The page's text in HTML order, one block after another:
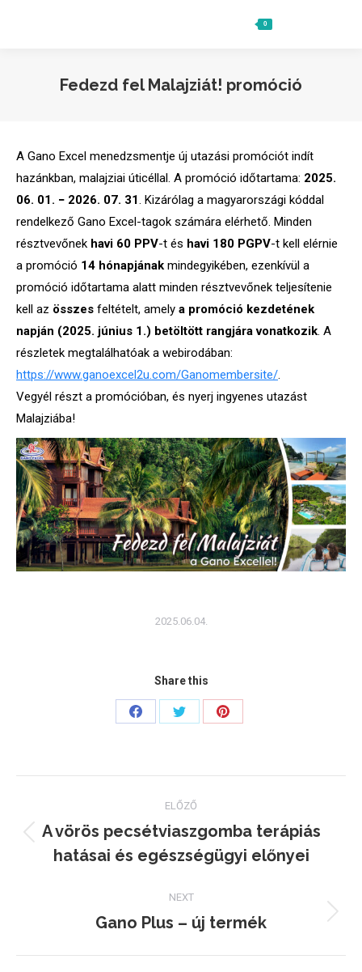
0
Fedezd fel Malajziát! promóció
A Gano Excel menedzsmentje új utazási promóciót indít
hazánkban, malajziai úticéllal. A promóció időtartama: 2025.
06. 01. − 2026. 07. 31. Kizárólag a magyarországi kóddal
rendelkező Gano Excel-tagok számára elérhető. Minden
résztvevőnek havi 60 PPV-t és havi 180 PGPV-t kell elérnie
a promóció 14 hónapjának mindegyikében, ezenkívül a
promóció időtartama alatt minden résztvevőnek teljesítenie
kell az összes feltételt, amely a promóció kezdetének
napján (2025. június 1.) betöltött rangjára vonatkozik. A
részletek megtalálhatóak a webirodában:
https://www.ganoexcel2u.com/Ganomembersite/.
Vegyél részt a promócióban, és nyerj ingyenes utazást
Malajziába!
2025.06.04.
Share this
Share
Share
Share
navigation
ELŐZŐ
Previous
post:
A vörös pecsétviaszgomba terápiás
hatásai és egészségügyi előnyei
NEXT
Next
Gano Plus – új termék